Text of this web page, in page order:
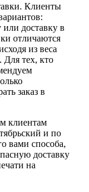
Клиенты
доставку в
отличаются
из веса
Для тех, кто
заказ в
клиентам
и по
вами способа,
доставку
на